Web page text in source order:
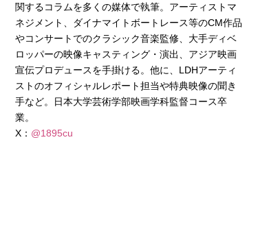
関するコラムを多くの媒体で執筆。アーティストマ
ネジメント、ダイナマイトボートレース等のCM作品
やコンサートでのクラシック音楽監修、大手ディベ
ロッパーの映像キャスティング・演出、アジア映画
宣伝プロデュースを手掛ける。他に、LDHアーティ
ストのオフィシャルレポート担当や特典映像の聞き
手など。日本大学芸術学部映画学科監督コース卒
業。
X： @1895cu